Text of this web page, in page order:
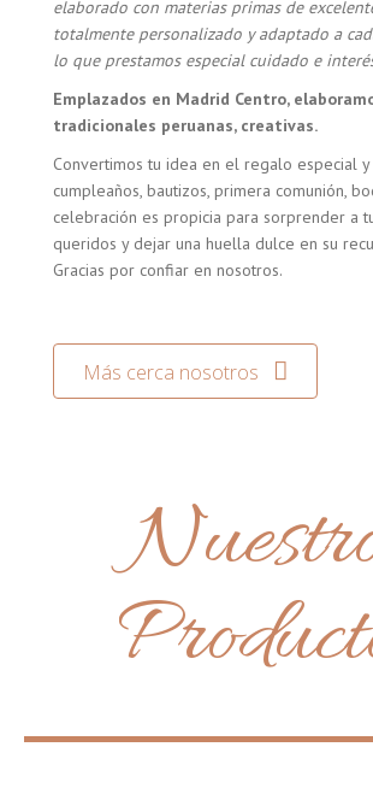
elaborado con materias primas de
totalmente personalizado y adaptado a
lo que prestamos especial cuidado e
Emplazados en Madrid Centro,
tradicionales peruanas, creativas.
Convertimos tu idea en el regalo especial
cumpleaños, bautizos, primera comunión,
celebración es propicia para sorprender a
queridos y dejar una huella dulce en su
Gracias por confiar en nosotros.
Más cerca nosotros